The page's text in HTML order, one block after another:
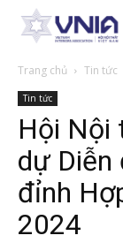
Trang chủ Tin tức
Tin tức
Hội Nội
dự Diễn
đỉnh
2024